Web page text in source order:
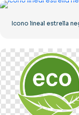
Icono lineal estrella